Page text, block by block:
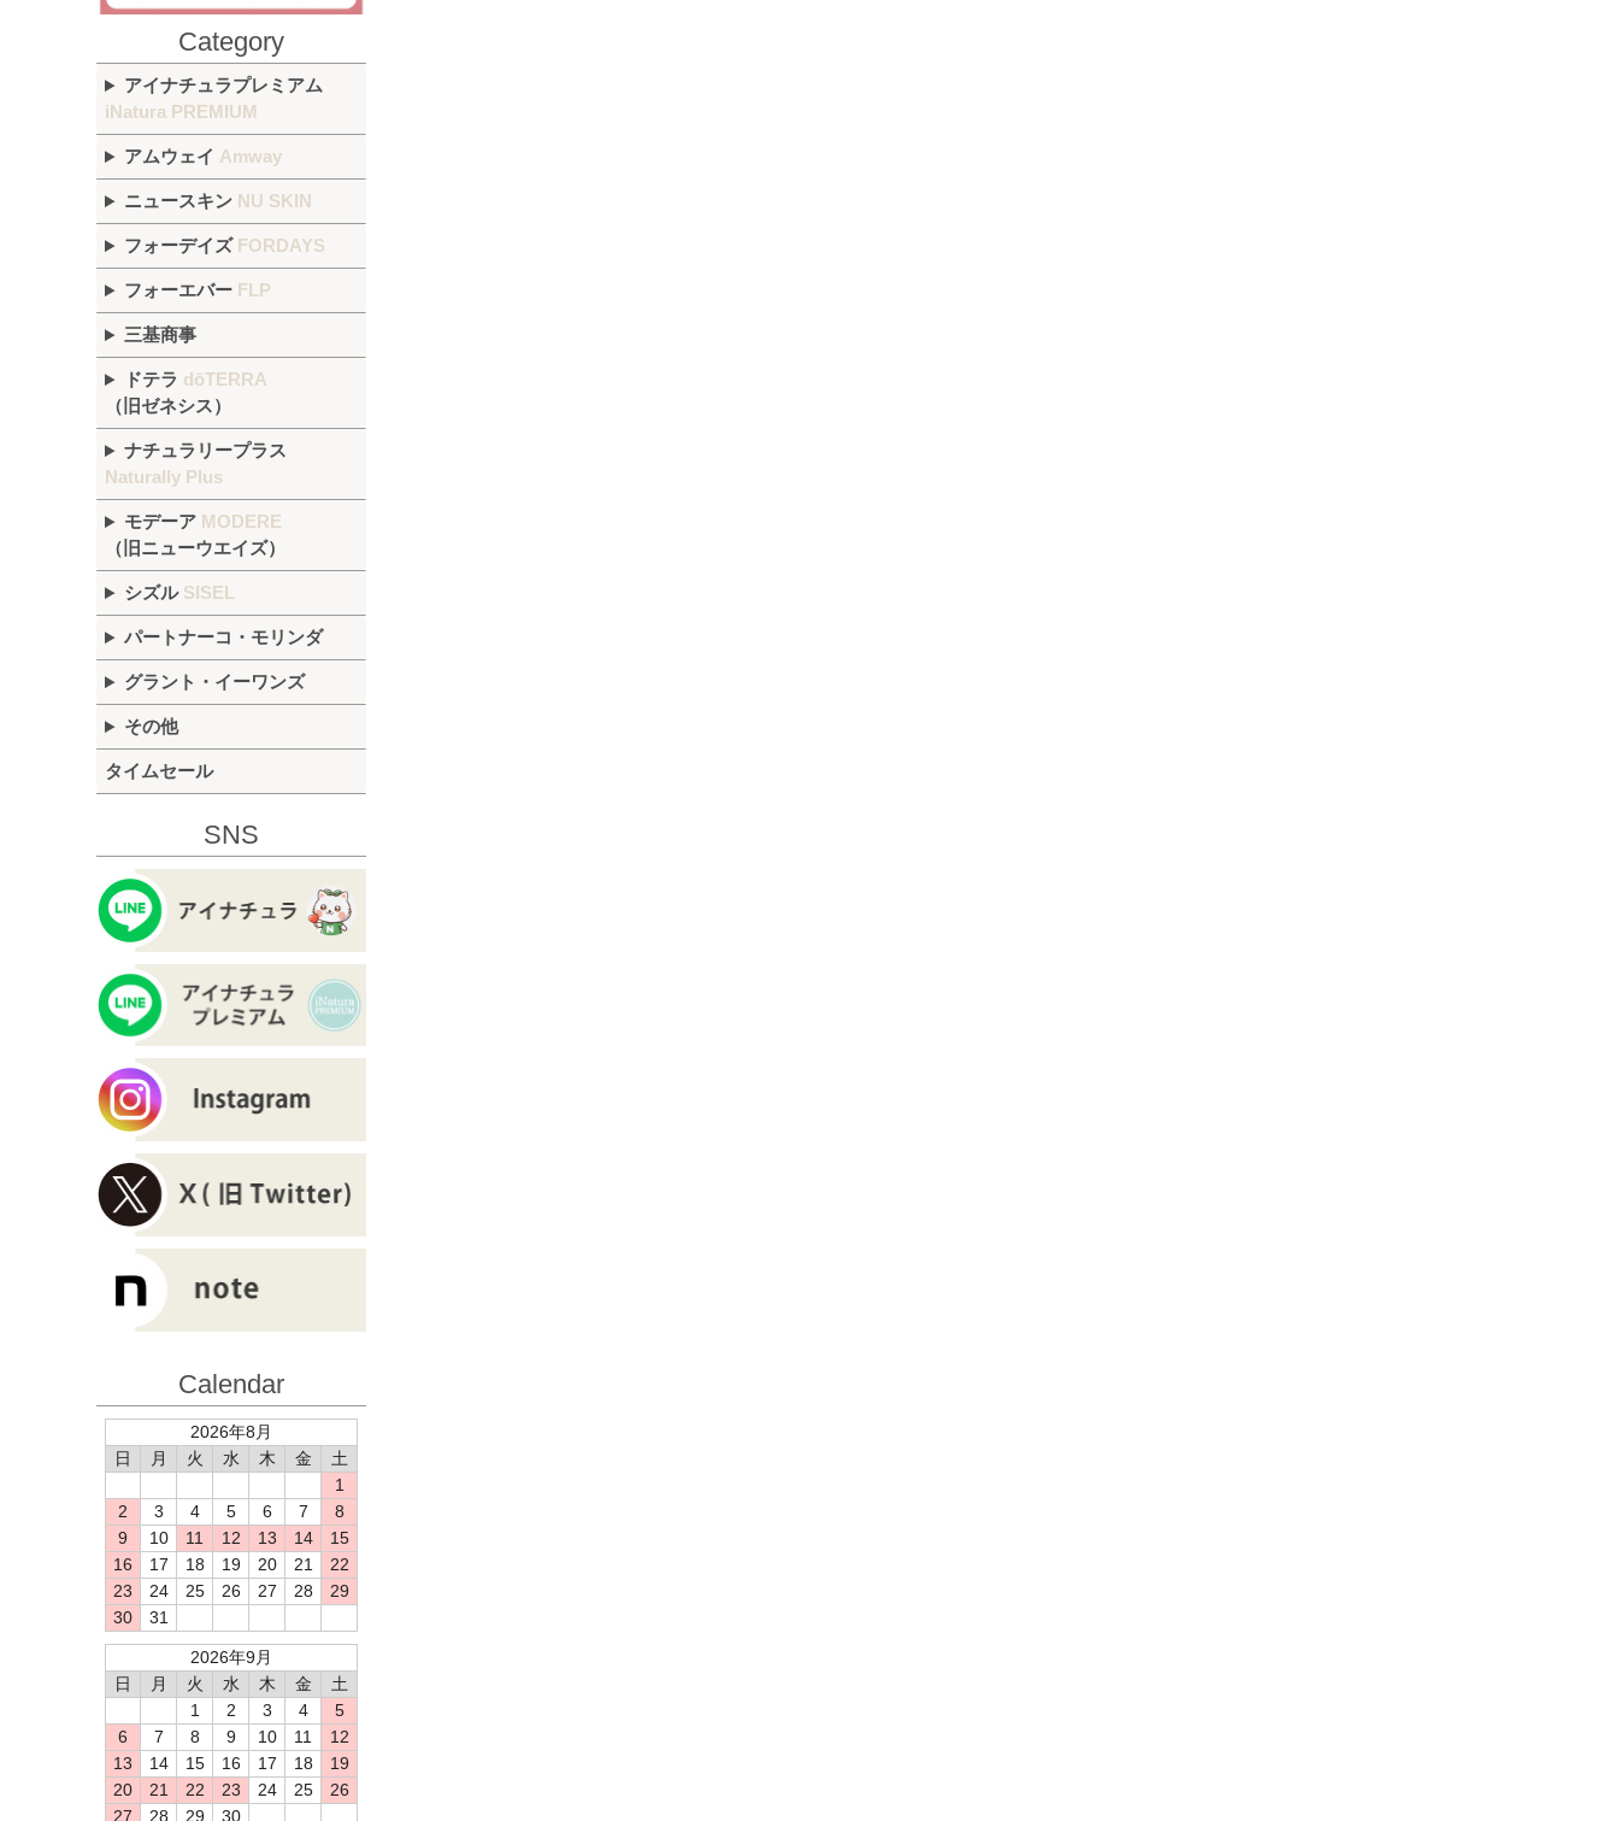
Category
アイナチュラプレミアム
iNatura PREMIUM
アムウェイ Amway
ニュースキン NU SKIN
フォーデイズ FORDAYS
フォーエバー FLP
三基商事
ドテラ dōTERRA
（旧ゼネシス）
ナチュラリープラス
Naturally Plus
モデーア MODERE
（旧ニューウエイズ）
シズル SISEL
パートナーコ・モリンダ
グラント・イーワンズ
その他
タイムセール
SNS
Calendar
2026年8月
日
月 火 水 木 金
土
1
2
3 4 5 6 7
8
9
10 11 12 13 14
15
16
17 18 19 20 21
22
23
24 25 26 27 28
29
30
31
2026年9月
日
月 火 水 木 金
土
1
2 3 4
5
6
7 8 9 10 11
12
13
14 15 16 17 18
19
20
21 22 23 24 25
26
27
28 29
30